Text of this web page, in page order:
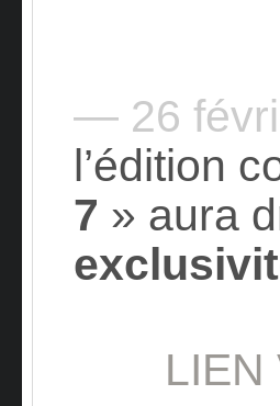
— 26
l’édition
7 » aura
LIEN